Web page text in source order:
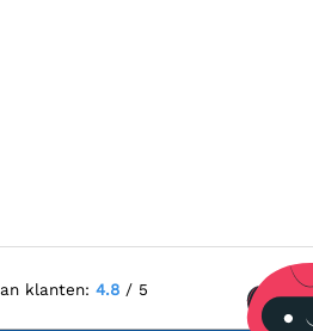
klanten: 4.8/ 5